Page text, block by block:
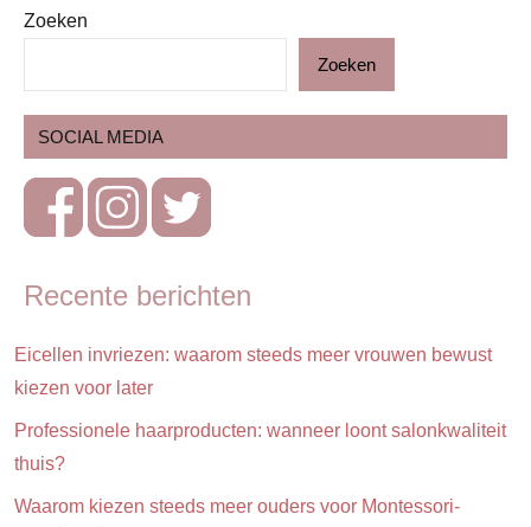
AFF
Blog
Gezin
Huis &
huishouden
interieur
Ontwikkeling
& verzorging
Zoeken
Zoeken
SOCIAL MEDIA
Recente berichten
Eicellen invriezen: waarom steeds meer vrouwen bewust
kiezen voor later
Professionele haarproducten: wanneer loont salonkwaliteit
thuis?
Waarom kiezen steeds meer ouders voor Montessori-